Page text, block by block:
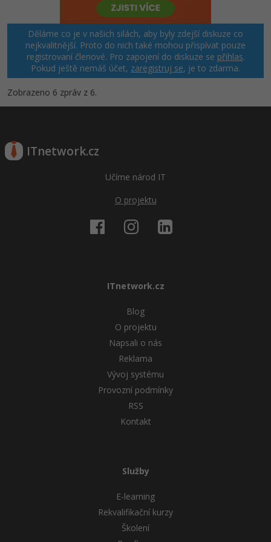
Děláme co je v našich silách, aby byly zdejší diskuze co
nejkvalitnější. Proto do nich také mohou přispívat pouze
registrovaní členové. Pro zapojení do diskuze se přihlas.
Pokud ještě nemáš účet, zaregistruj se, je to zdarma.
Zobrazeno 6 zpráv z 6.
ITnetwork.cz
Učíme národ IT
O projektu
ITnetwork.cz
Blog
O projektu
Napsali o nás
Reklama
Vývoj systému
Provozní podmínky
RSS
Kontakt
Služby
E-learning
Rekvalifikační kurzy
Školení